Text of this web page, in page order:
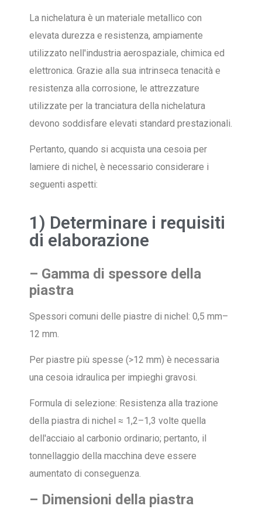
La nichelatura è un materiale metallico con
elevata durezza e resistenza, ampiamente
utilizzato nell'industria aerospaziale, chimica ed
elettronica. Grazie alla sua intrinseca tenacità e
resistenza alla corrosione, le attrezzature
utilizzate per la tranciatura della nichelatura
devono soddisfare elevati standard prestazionali.
Pertanto, quando si acquista una cesoia per
lamiere di nichel, è necessario considerare i
seguenti aspetti:
1) Determinare i requisiti
di elaborazione
– Gamma di spessore della
piastra
Spessori comuni delle piastre di nichel: 0,5 mm–
12 mm.
Per piastre più spesse (>12 mm) è necessaria
una cesoia idraulica per impieghi gravosi.
Formula di selezione: Resistenza alla trazione
della piastra di nichel ≈ 1,2–1,3 volte quella
dell'acciaio al carbonio ordinario; pertanto, il
tonnellaggio della macchina deve essere
aumentato di conseguenza.
– Dimensioni della piastra